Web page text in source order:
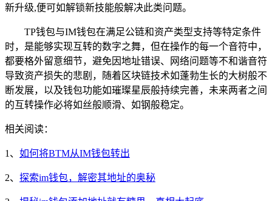
新升级,便可如解锁新技能般解决此类问题。
TP钱包与IM钱包在满足公链和资产类型支持等特定条件
时，是能够实现互转的数字之舞，但在操作的每一个音符中，
都要格外留意细节，避免因地址错误、网络问题等不和谐音符
导致资产损失的悲剧，随着区块链技术如蓬勃生长的大树般不
断发展，以及钱包功能如璀璨星辰般持续完善，未来两者之间
的互转操作必将如丝般顺滑、如钢般稳定。
相关阅读：
1、 如何将BTM从IM钱包转出
2、 探索im钱包，解密其地址的奥秘